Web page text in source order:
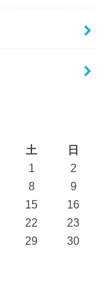
土
日
1
2
8
9
15
16
22
23
29
30